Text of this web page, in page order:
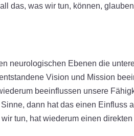
das, was wir tun, können,
neurologischen Ebenen die
Vision und Mission
beeinflussen unsere
dann hat das einen Einfluss
tun, hat wiederum einen